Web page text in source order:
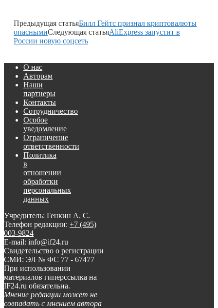
Предыдущая статьяБилл Гейтс признал криптовалюты
опаснымиСледующая статьяAliExpress запустит в
России новую соцсеть
О нас
Авторам
Наши
партнеры
Контакты
Сотрудничество
Особое
уведомление
Ограничение
ответственности
Политика
в
отношении
обработки
персональных
данных
Учредитель: Генкин А. С.
Телефон редакции: +7 (495)
003-9824
E-mail: info@if24.ru
Свидетельство о регистрации
СМИ: ЭЛ № ФС 77 - 67477
При использовании
материалов гиперссылка на
IF24.ru обязательна.
Мнение редакции может не
совпадать с мнением автора